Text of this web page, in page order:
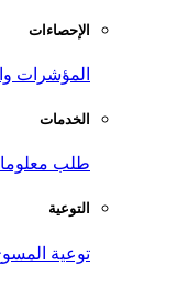
الإحصاءات
المؤشرات
الخدمات
طلب
التوعية
توعية